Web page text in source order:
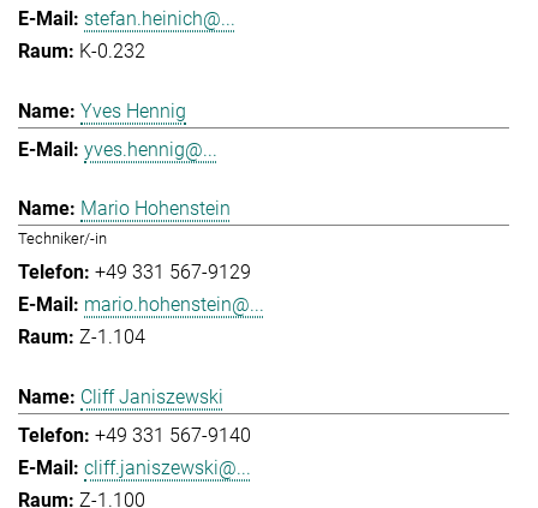
stefan.heinich@...
K-0.232
Yves Hennig
yves.hennig@...
Mario Hohenstein
Techniker/-in
+49 331 567-9129
mario.hohenstein@...
Z-1.104
Cliff Janiszewski
+49 331 567-9140
cliff.janiszewski@...
Z-1.100